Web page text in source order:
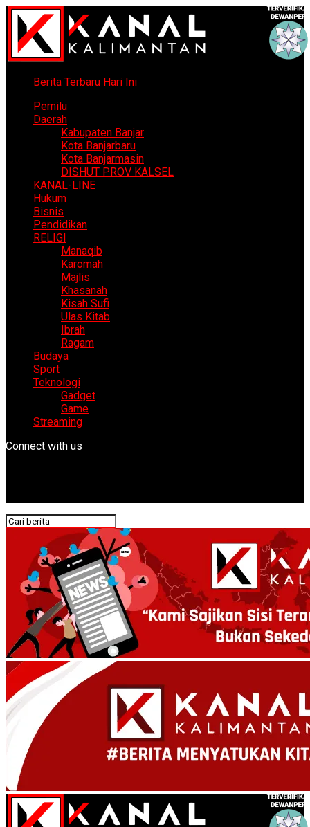
Berita Terbaru Hari Ini
Pemilu
Daerah
Kabupaten Banjar
Kota Banjarbaru
Kota Banjarmasin
DISHUT PROV KALSEL
KANAL-LINE
Hukum
Bisnis
Pendidikan
RELIGI
Manaqib
Karomah
Majlis
Khasanah
Kisah Sufi
Ulas Kitab
Ibrah
Ragam
Budaya
Sport
Teknologi
Gadget
Game
Streaming
Connect with us